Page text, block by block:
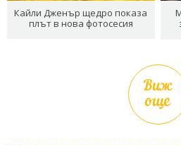
Кайли Дженър щедро показа
плът в нова фотосесия
Виж
още